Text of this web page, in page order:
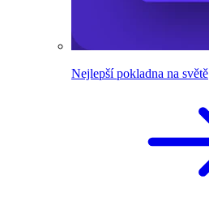
Nejlepší pokladna na světě